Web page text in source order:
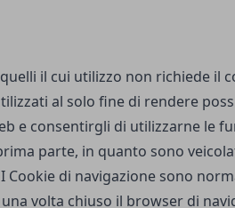
il cui utilizzo non richiede il
al solo fine di rendere
e consentirgli di utilizzarne le
parte, in quanto sono
Cookie di navigazione sono
volta chiuso il browser di